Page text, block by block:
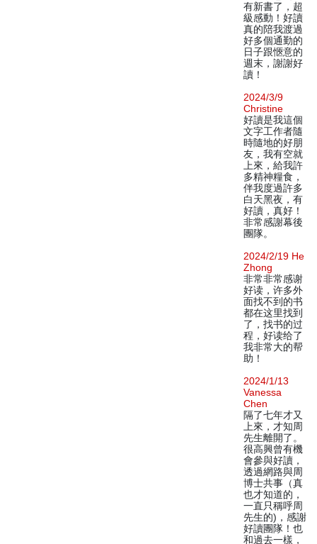
有新書了，超
級感動！好讀
真的陪我渡過
好多個通勤的
日子跟愜意的
週末，謝謝好
讀！
2024/3/9
Christine
好讀是我這個
文字工作者隨
時隨地的好朋
友，我有空就
上來，給我許
多精神糧食，
伴我度過許多
白天黑夜，有
好讀，真好！
非常感謝幕後
團隊。
2024/2/19 He
Zhong
非常非常感谢
好读，许多外
面找不到的书
都在这里找到
了，找书的过
程，好读给了
我非常大的帮
助！
2024/1/13
Vanessa
Chen
隔了七年才又
上來，才知周
先生離開了。
很高興曾有機
會參與好讀，
透過網路與周
博士共事（真
也才知道的，
一直只稱呼周
先生的)，感謝
好讀團隊！也
和過去一樣，